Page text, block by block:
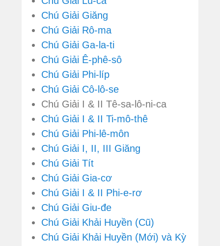
Chú Giải Giăng
Chú Giải Rô-ma
Chú Giải Ga-la-ti
Chú Giải Ê-phê-sô
Chú Giải Phi-líp
Chú Giải Cô-lô-se
Chú Giải I & II Tê-sa-lô-ni-ca
Chú Giải I & II Ti-mô-thê
Chú Giải Phi-lê-môn
Chú Giải I, II, III Giăng
Chú Giải Tít
Chú Giải Gia-cơ
Chú Giải I & II Phi-e-rơ
Chú Giải Giu-đe
Chú Giải Khải Huyền (Cũ)
Chú Giải Khải Huyền (Mới) và Kỳ